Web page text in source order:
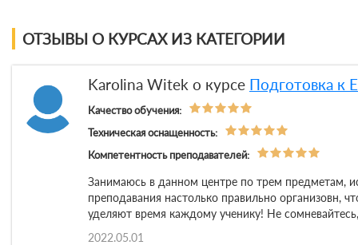
ОТЗЫВЫ О КУРСАХ ИЗ КАТЕГОРИИ
Karolina Witek о курсе Подготовка к
Качество обучения:
Техническая оснащенность:
Компетентность преподавателей:
Занимаюсь в данном центре по трем предметам,
преподавания настолько правильно организовн,
уделяют время каждому ученику! Не
2022.05.01